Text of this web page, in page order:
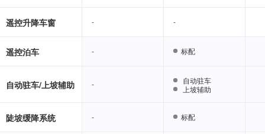
遥控升降车窗 - -
遥控泊车 - 标配
自动驻车/上坡辅助 -
自动驻车
上坡辅助
陡坡缓降系统 - 标配
- -
- 标配
-
自动驻车
上坡辅助
- 标配